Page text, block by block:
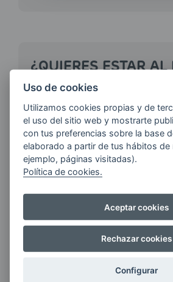
¿QUIERES ESTAR AL
LAS
ÚLTIMAS
E-MAIL
ENERGIAS por cualquier
Uso de cookies
Utilizamos cookies propias y de
el uso del sitio web y mostrarte
con tus preferencias sobre la base
elaborado a partir de tus hábitos de
ejemplo, páginas visitadas).
Política de cookies.
Aceptar cookies
Rechazar cookies
Configurar